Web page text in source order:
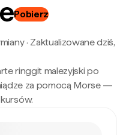
Pobierz
· Zaktualizowane dziś,
ringgit malezyjski po
za pomocą Morse —